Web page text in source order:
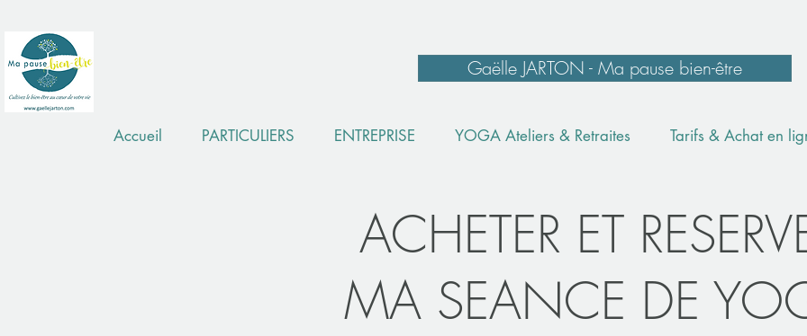
Gaëlle JARTON - Ma pause bien-être
Accueil PARTICULIERS ENTREPRISE YOGA Ateliers & Retraites Tarifs & Achat en
ACHETER ET
MA SEANCE DE